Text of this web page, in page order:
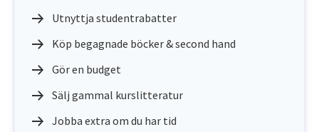
Utnyttja studentrabatter
Köp begagnade böcker & second hand
Gör en budget
Sälj gammal kurslitteratur
Jobba extra om du har tid